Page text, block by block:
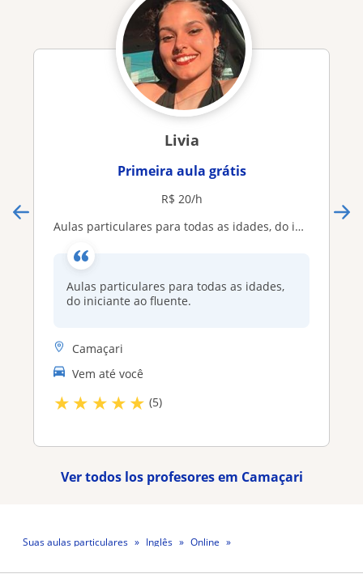
Livia
Primeira aula grátis
R$ 20/h
Aulas particulares para todas as idades, do iniciante ao fluente
Aulas particulares para todas as idades,
do iniciante ao fluente.
Camaçari
Vem até você
★★ ★★★ (5)
Ver todos los profesores em Camaçari
Suas aulas particulares Inglês
Online